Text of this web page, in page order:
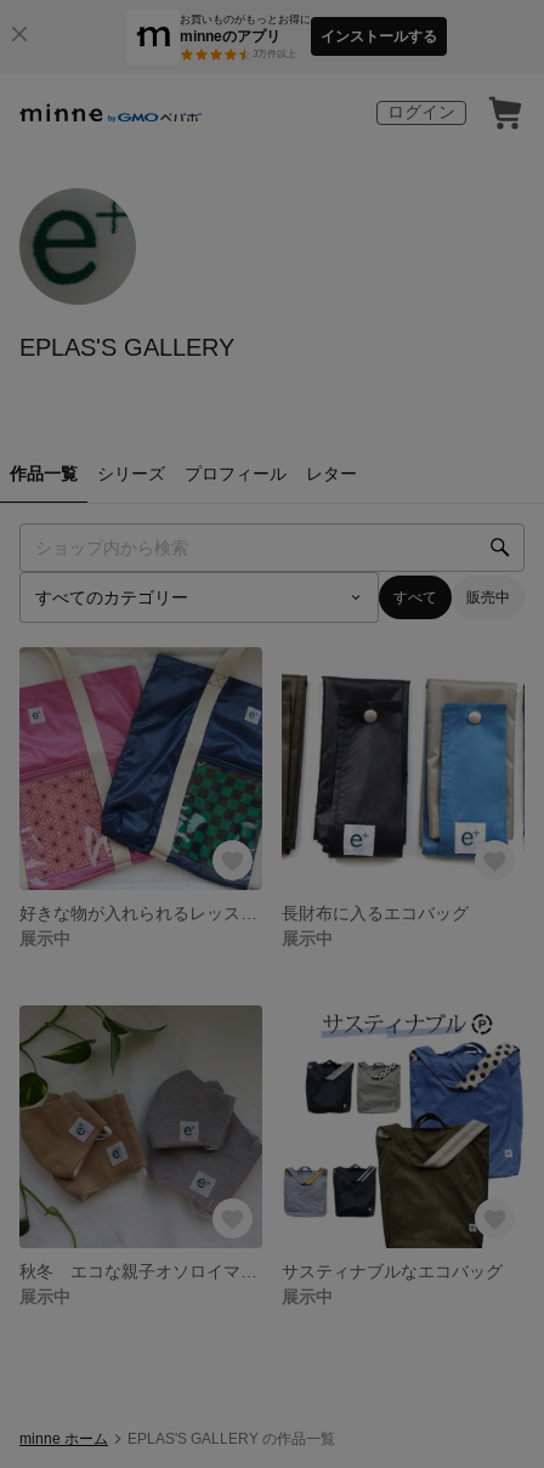
お買いものがもっとお得に
minneのアプリ
3万件以上
インストールする
ログイン
EPLAS'S GALLERY
作品一覧 シリーズ プロフィール レター
すべて 販売中
展示中
長財布に入るエコバッグ
展示中
展示中
サスティナブルなエコバッグ
展示中
minne ホーム EPLAS'S GALLERY の作品一覧